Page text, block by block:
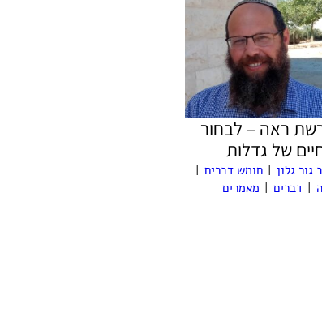
ראה – לבחור
של גדלות
גור גלון | חומש דברים |
| דברים | מאמרים